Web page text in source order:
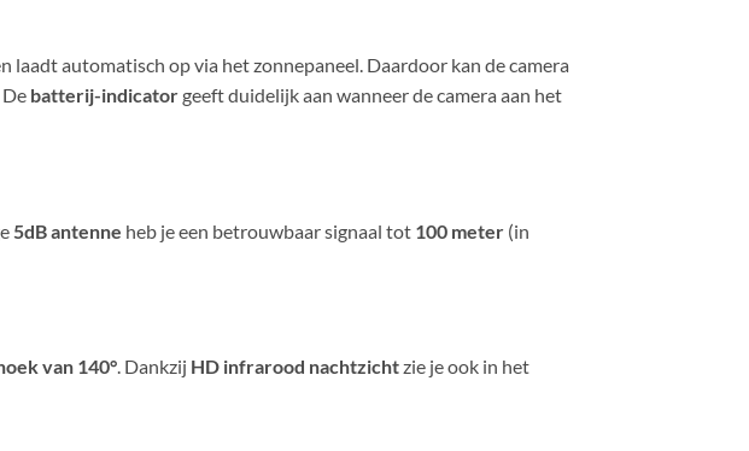
laadt automatisch op via het zonnepaneel. Daardoor kan de camera
batterij-indicatorgeeft duidelijk aan wanneer de camera aan het
5dB antenne heb je een betrouwbaar signaal tot 100 meter(in
van 140°. Dankzij HD infrarood nachtzichtzie je ook in het